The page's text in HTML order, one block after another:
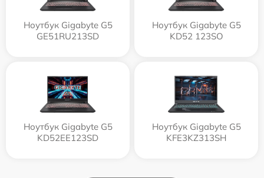
Ноутбук Gigabyte G5
GE51RU213SD
Ноутбук Gigabyte G5
KD52 123SO
Ноутбук Gigabyte G5
KD52EE123SD
Ноутбук Gigabyte G5
KFE3KZ313SH